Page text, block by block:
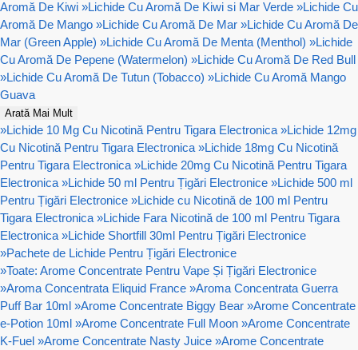
Aromă De Kiwi »Lichide Cu Aromă De Kiwi si Mar Verde »Lichide Cu
Aromă De Mango »Lichide Cu Aromă De Mar »Lichide Cu Aromă De
Mar (Green Apple) »Lichide Cu Aromă De Menta (Menthol) »Lichide
Cu Aromă De Pepene (Watermelon) »Lichide Cu Aromă De Red Bull
»Lichide Cu Aromă De Tutun (Tobacco) »Lichide Cu Aromă Mango
Guava
Arată Mai Mult
»Lichide 10 Mg Cu Nicotină Pentru Tigara Electronica »Lichide 12mg
Cu Nicotină Pentru Tigara Electronica »Lichide 18mg Cu Nicotină
Pentru Tigara Electronica »Lichide 20mg Cu Nicotină Pentru Tigara
Electronica »Lichide 50 ml Pentru Țigări Electronice »Lichide 500 ml
Pentru Țigări Electronice »Lichide cu Nicotină de 100 ml Pentru
Tigara Electronica »Lichide Fara Nicotină de 100 ml Pentru Tigara
Electronica »Lichide Shortfill 30ml Pentru Țigări Electronice
»Pachete de Lichide Pentru Țigări Electronice
»Toate: Arome Concentrate Pentru Vape Și Țigări Electronice
»Aroma Concentrata Eliquid France »Aroma Concentrata Guerra
Puff Bar 10ml »Arome Concentrate Biggy Bear »Arome Concentrate
e-Potion 10ml »Arome Concentrate Full Moon »Arome Concentrate
K-Fuel »Arome Concentrate Nasty Juice »Arome Concentrate